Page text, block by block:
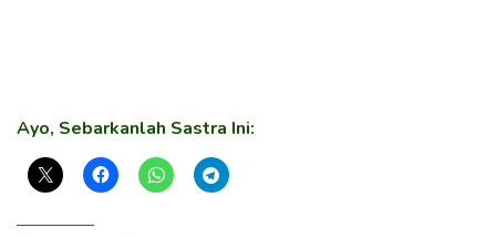
Ayo, Sebarkanlah Sastra Ini: